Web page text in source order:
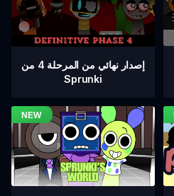
إصدار نهائي من المرحلة 4 من
Sprunki